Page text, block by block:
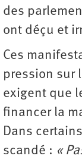
des
ont déçu et
Ces
pression sur
exigent que
financer la
Dans
scandé : «